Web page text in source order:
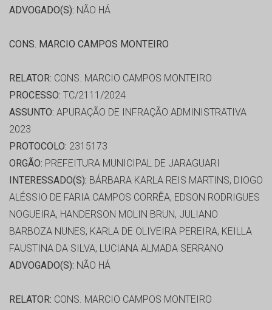
ADVOGADO(S): NÃO HÁ
CONS. MARCIO CAMPOS MONTEIRO
RELATOR: CONS. MARCIO CAMPOS MONTEIRO
PROCESSO: TC/2111/2024
ASSUNTO: APURAÇÃO DE INFRAÇÃO ADMINISTRATIVA
2023
PROTOCOLO: 2315173
ORGÃO: PREFEITURA MUNICIPAL DE JARAGUARI
INTERESSADO(S): BÁRBARA KARLA REIS MARTINS, DIOGO
ALÉSSIO DE FARIA CAMPOS CORRÊA, EDSON RODRIGUES
NOGUEIRA, HANDERSON MOLIN BRUN, JULIANO
BARBOZA NUNES, KARLA DE OLIVEIRA PEREIRA, KEILLA
FAUSTINA DA SILVA, LUCIANA ALMADA SERRANO
ADVOGADO(S): NÃO HÁ
RELATOR: CONS. MARCIO CAMPOS MONTEIRO